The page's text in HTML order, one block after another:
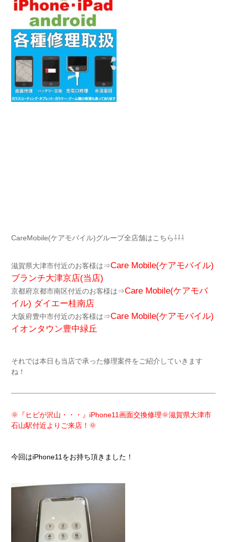
CareMobile(ケアモバイル)グループ全店舗はこちら⇩⇩⇩
滋賀県大津市付近のお客様は⇒Care Mobile(ケアモバイル)
ブランチ大津京店(当店)
京都府京都市南区付近のお客様は⇒Care Mobile(ケアモバ
イル) ダイエー桂南店
大阪府豊中市付近のお客様は⇒Care Mobile(ケアモバイル)
イオンタウン豊中緑丘
それでは本日も当店で承った修理案件をご紹介していきます
ね！
🌞『ヒビが沢山・・・』iPhone11画面交換修理🌞滋賀県大津市
石山駅付近よりご来店！🌞
今回はiPhone11をお持ち頂きました！